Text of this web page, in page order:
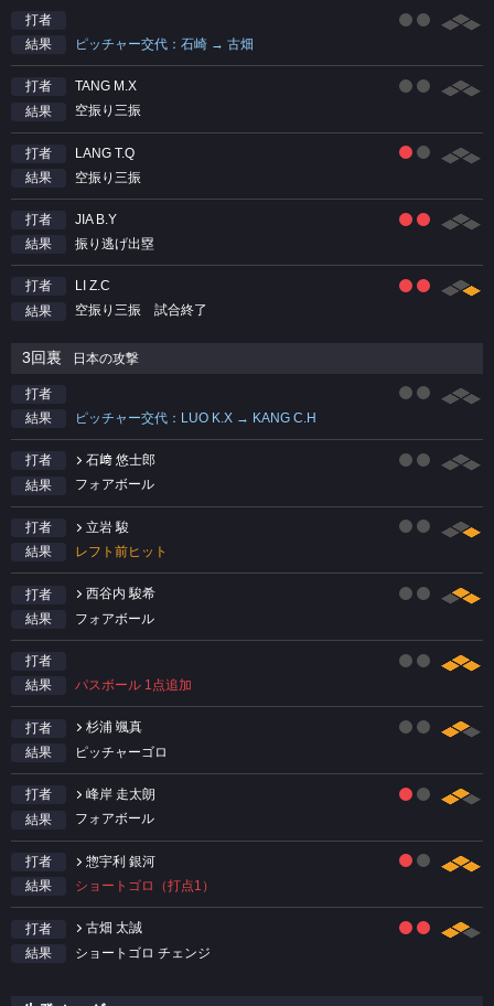
打者
結果
ピッチャー交代：石崎 → 古畑
打者
TANG M.X
結果
空振り三振
打者
LANG T.Q
結果
空振り三振
打者
JIA B.Y
結果
振り逃げ出塁
打者
LI Z.C
結果
空振り三振 試合終了
3回裏 日本の攻撃
打者
結果
ピッチャー交代：LUO K.X → KANG C.H
打者
石﨑 悠士郎
結果
フォアボール
打者
立岩 駿
結果
レフト前ヒット
打者
西谷内 駿希
結果
フォアボール
打者
結果
パスボール 1点追加
打者
杉浦 颯真
結果
ピッチャーゴロ
打者
峰岸 走太朗
結果
フォアボール
打者
惣宇利 銀河
結果
ショートゴロ（打点1）
打者
古畑 太誠
結果
ショートゴロ チェンジ